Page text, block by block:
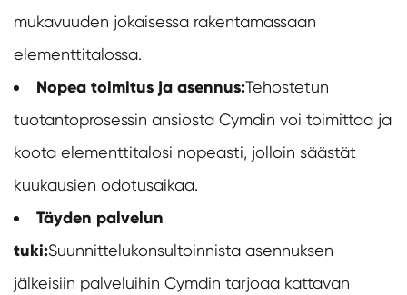
mukavuuden jokaisessa rakentamassaan
elementtitalossa.
Nopea toimitus ja asennus:Tehostetun
tuotantoprosessin ansiosta Cymdin voi toimittaa ja
koota elementtitalosi nopeasti, jolloin säästät
kuukausien odotusaikaa.
Täyden palvelun
tuki:Suunnittelukonsultoinnista asennuksen
jälkeisiin palveluihin Cymdin tarjoaa kattavan